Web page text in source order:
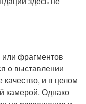
или фрагментов
о выставлении
и в целом
камерой. Однако